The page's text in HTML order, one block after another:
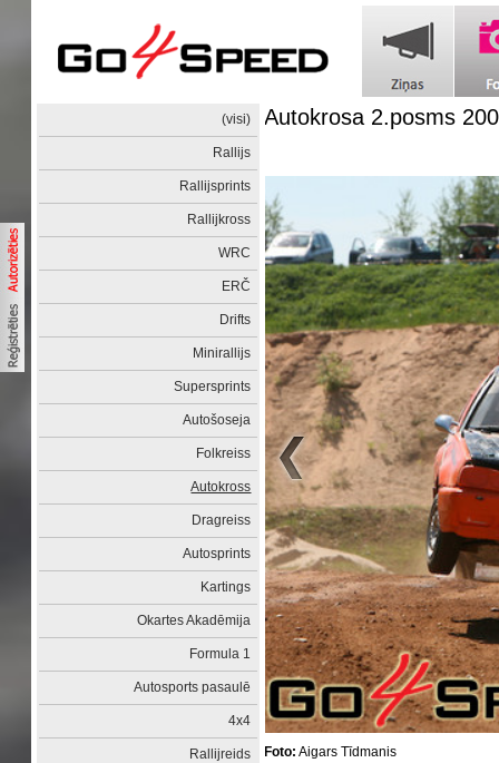
(visi)
Rallijs
Rallijsprints
Rallijkross
WRC
ERČ
Drifts
Minirallijs
Supersprints
Autošoseja
Folkreiss
Autokross
Dragreiss
Autosprints
Kartings
Okartes Akadēmija
Formula 1
Autosports pasaulē
4x4
Rallijreids
Autokrosa 2.posms
Foto: Aigars Tīdmanis